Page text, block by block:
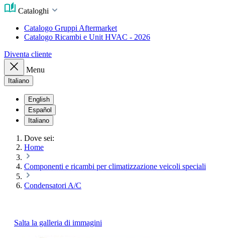
Cataloghi
Catalogo Gruppi Aftermarket
Catalogo Ricambi e Unit HVAC - 2026
Diventa cliente
Menu
Italiano
English
Español
Italiano
Dove sei:
Home
Componenti e ricambi per climatizzazione veicoli speciali
Condensatori A/C
Salta la galleria di immagini